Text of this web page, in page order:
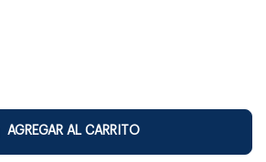
AGREGAR AL CARRITO